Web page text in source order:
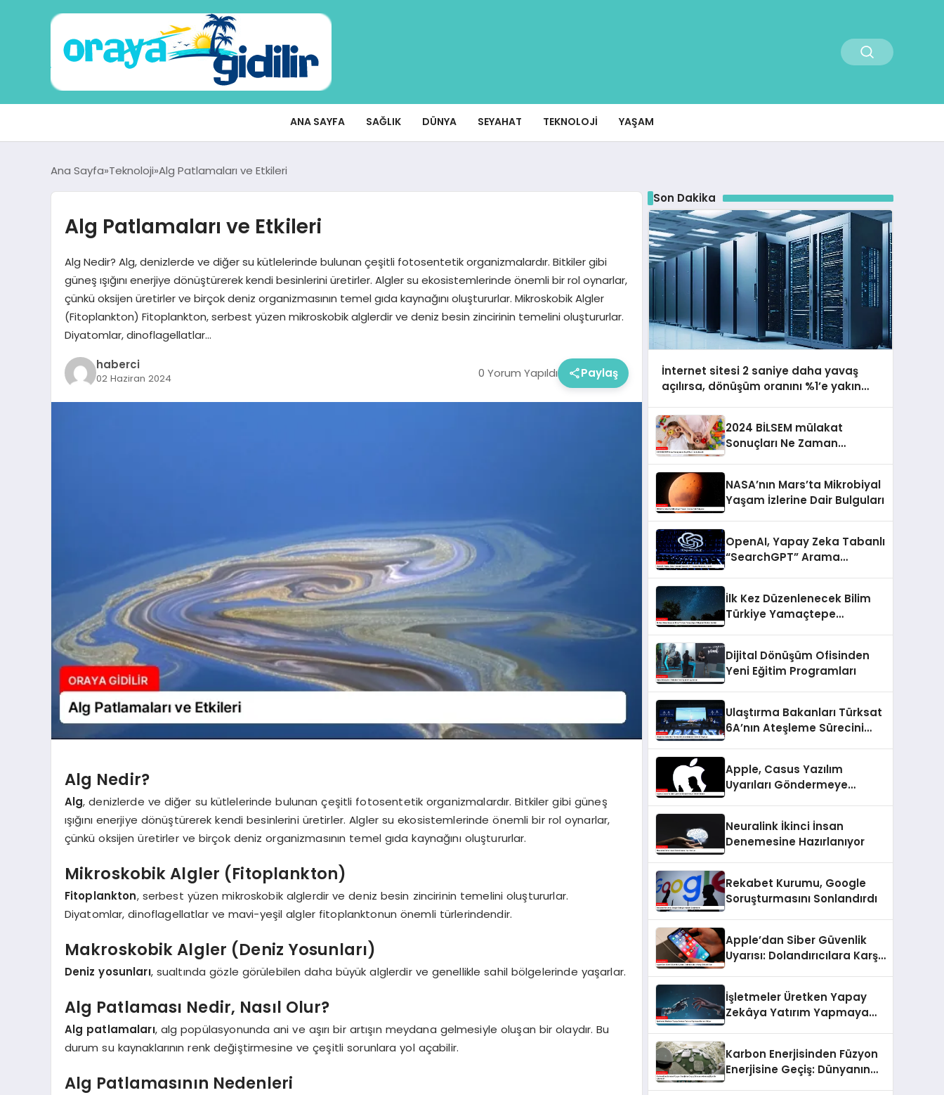
ANA SAYFA SAĞLIK DÜNYA SEYAHAT TEKNOLOJI YAŞAM
Ana Sayfa Teknoloji Alg Patlamaları ve Etkileri
Alg Patlamaları ve Etkileri
Alg Nedir? Alg, denizlerde ve diğer su kütlelerinde bulunan çeşitli fotosentetik organizmalardır. Bitkiler gibi
güneş ışığını enerjiye dönüştürerek kendi besinlerini üretirler. Algler su ekosistemlerinde önemli bir rol oynarlar,
çünkü oksijen üretirler ve birçok deniz organizmasının temel gıda kaynağını oluştururlar. Mikroskobik Algler
(Fitoplankton) Fitoplankton, serbest yüzen mikroskobik alglerdir ve deniz besin zincirinin temelini oluştururlar.
Diyatomlar, dinoflagellatlar…
haberci
02 Haziran 2024 0 Yorum Yapıldı Paylaş
Alg Nedir?
Alg, denizlerde ve diğer su kütlelerinde bulunan çeşitli fotosentetik organizmalardır. Bitkiler gibi güneş
ışığını enerjiye dönüştürerek kendi besinlerini üretirler. Algler su ekosistemlerinde önemli bir rol oynarlar,
çünkü oksijen üretirler ve birçok deniz organizmasının temel gıda kaynağını oluştururlar.
Mikroskobik Algler (Fitoplankton)
Fitoplankton, serbest yüzen mikroskobik alglerdir ve deniz besin zincirinin temelini oluştururlar.
Diyatomlar, dinoflagellatlar ve mavi-yeşil algler fitoplanktonun önemli türlerindendir.
Makroskobik Algler (Deniz Yosunları)
Deniz yosunları, sualtında gözle görülebilen daha büyük alglerdir ve genellikle sahil bölgelerinde yaşarlar.
Alg Patlaması Nedir, Nasıl Olur?
Alg patlamaları, alg popülasyonunda ani ve aşırı bir artışın meydana gelmesiyle oluşan bir olaydır. Bu
durum su kaynaklarının renk değiştirmesine ve çeşitli sorunlara yol açabilir.
Alg Patlamasının Nedenleri
Son Dakika
İnternet sitesi 2 saniye daha yavaş
açılırsa, dönüşüm oranını %1’e yakın
2024 BİLSEM mülakat
Sonuçları Ne Zaman
NASA’nın Mars’ta Mikrobiyal
Yaşam İzlerine Dair Bulguları
OpenAI, Yapay Zeka Tabanlı
“SearchGPT” Arama
İlk Kez Düzenlenecek Bilim
Türkiye Yamaçtepe
Dijital Dönüşüm Ofisinden
Yeni Eğitim Programları
Ulaştırma Bakanları Türksat
6A’nın Ateşleme Sürecini
Apple, Casus Yazılım
Uyarıları Göndermeye
Neuralink İkinci İnsan
Denemesine Hazırlanıyor
Rekabet Kurumu, Google
Soruşturmasını Sonlandırdı
Apple’dan Siber Güvenlik
Uyarısı: Dolandırıcılara Karşı
İşletmeler Üretken Yapay
Zekâya Yatırım Yapmaya
Karbon Enerjisinden Füzyon
Enerjisine Geçiş: Dünyanın